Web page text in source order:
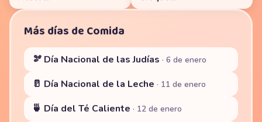
Más días de Comida
🫘 Día Nacional de las Judías · 6 de enero
🥛 Día Nacional de la Leche · 11 de enero
🍵 Día del Té Caliente · 12 de enero